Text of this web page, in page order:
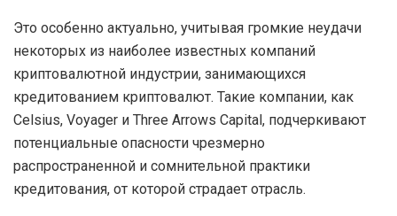
Это особенно актуально, учитывая громкие неудачи
некоторых из наиболее известных компаний
криптовалютной индустрии, занимающихся
кредитованием криптовалют. Такие компании, как
Celsius, Voyager и Three Arrows Capital, подчеркивают
потенциальные опасности чрезмерно
распространенной и сомнительной практики
кредитования, от которой страдает отрасль.